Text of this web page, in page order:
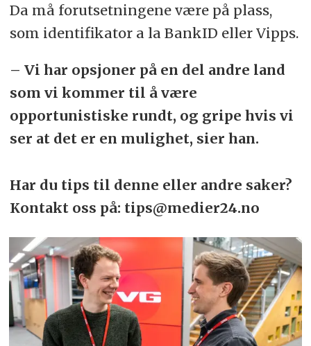
Da må forutsetningene være på plass,
som identifikator a la BankID eller Vipps.
– Vi har opsjoner på en del andre land
som vi kommer til å være
opportunistiske rundt, og gripe hvis vi
ser at det er en mulighet, sier han.
Har du tips til denne eller andre saker?
Kontakt oss på: tips@medier24.no